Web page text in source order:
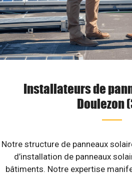
Installateurs de
Doulezon
Notre structure de panneaux
d’installation de panneaux
bâtiments. Notre expertise